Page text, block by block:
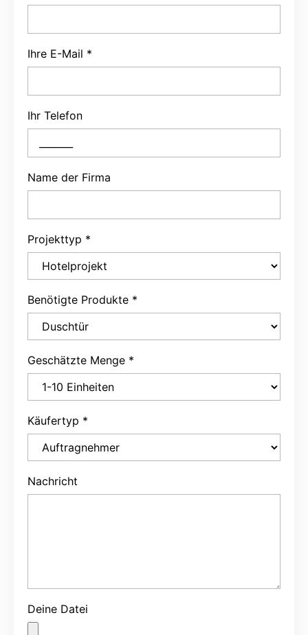
Ihre E-Mail *
Ihr Telefon
Name der Firma
Projekttyp *
Benötigte Produkte *
Geschätzte Menge *
Käufertyp *
Nachricht
Deine Datei